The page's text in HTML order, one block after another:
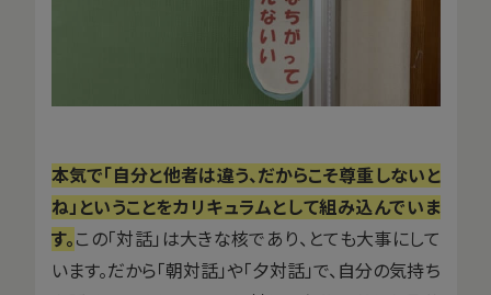
本気で「自分と他者は違う、だからこそ尊重しないと
ね」ということをカリキュラムとして組み込んでいま
す。この「対話」は大きな核であり、とても大事にして
います。だから「朝対話」や「夕対話」で、自分の気持ち